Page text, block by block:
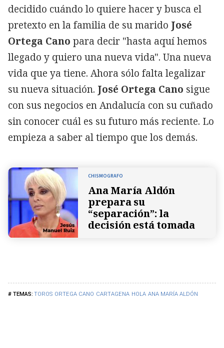
TOROS ORTEGA CANO CARTAGENA HOLA ANA MARÍA ALDÓN
decidido cuándo lo quiere hacer y busca el
pretexto en la familia de su marido José
Ortega Cano para decir "hasta aquí hemos
llegado y quiero una nueva vida". Una nueva
vida que ya tiene. Ahora sólo falta legalizar
su nueva situación. José Ortega Cano sigue
con sus negocios en Andalucía con su cuñado
sin conocer cuál es su futuro más reciente. Lo
empieza a saber al tiempo que los demás.
CHISMOGRAFO
Ana María Aldón
prepara su
“separación”: la
decisión está tomada